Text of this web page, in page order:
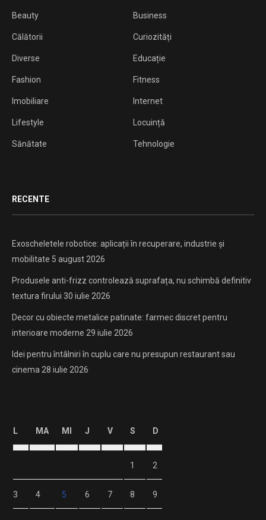
Beauty Business
Călătorii Curiozități
Diverse Educație
Fashion Fitness
Imobiliare Internet
Lifestyle Locuință
Sănătate Tehnologie
RECENTE
Exoscheletele robotice: aplicații în recuperare, industrie și
mobilitate 5 august 2026
Produsele anti-frizz controlează suprafața, nu schimbă definitiv
textura firului 30 iulie 2026
Decor cu obiecte metalice patinate: farmec discret pentru
interioare moderne 29 iulie 2026
Idei pentru întâlniri în cuplu care nu presupun restaurant sau
cinema28 iulie 2026
L MA MI J V S D
1 2
3 4 5 6 7 8 9